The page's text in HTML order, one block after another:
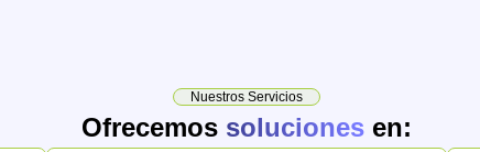
Nuestros Servicios
Ofrecemos soluciones en: